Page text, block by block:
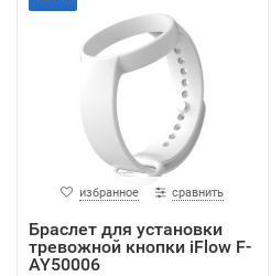
избранное сравнить
Браслет для установки
тревожной кнопки iFlow F-
AY50006